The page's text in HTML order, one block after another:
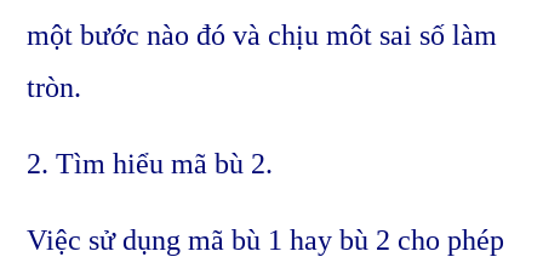
một bước nào đó và chịu môt sai số làm
tròn.
2. Tìm hiểu mã bù 2.
Việc sử dụng mã bù 1 hay bù 2 cho phép